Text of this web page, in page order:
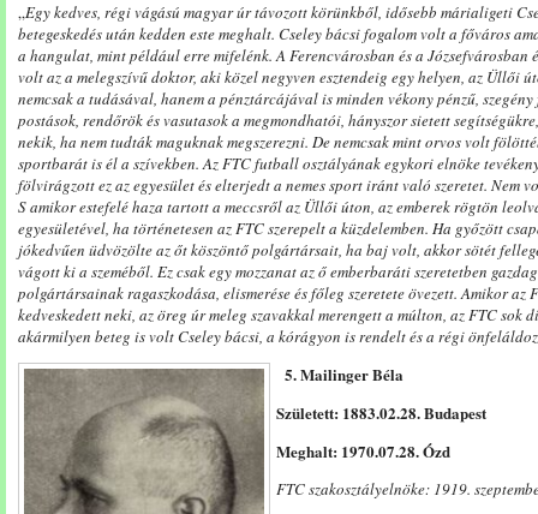
„Egykedves, régivágású magyarúrtávozottkörünkből, idősebb márialigeti
betegeskedésután kedden estemeghalt. Cseleybácsifogalomvolta főváros
a hangulat, mintpéldáulerremifelénk.A Ferencvárosban ésa Józsefvárosban
voltaza melegszívűdoktor, akiközelnegyven esztendeig egyhelyen, az Üllői
nemcsaka tudásával, hanema pénztárcájávalisminden vékonypénzű, szegény
postások, rendőrökésvasutasoka megmondhatói, hányszorsietett
nekik, ha nemtudtákmaguknakmegszerezni. Denemcsakmintorvosvolt
sportbarátiséla szívekben.AzFTCfutball osztályánakegykorielnöke
fölvirágzottezazegyesületéselterjedta nemessportirántvaló szeretet. Nem
Samikorestefeléhaza tartotta meccsrőlaz Üllőiúton, azemberekrögtön
egyesületével, ha történetesen azFTCszerepelta küzdelemben. Ha győzött
jókedvűen üdvözölteazőtköszöntőpolgártársait, ha bajvolt, akkorsötét
vágottkia szeméből. Ezcsakegymozzanatazőemberbarátiszeretetben
polgártársainakragaszkodása, elismerése ésfőleg szereteteövezett.Amikoraz
kedveskedettneki, azöreg úrmeleg szavakkalmerengetta múlton, azFTCsok
akármilyen beteg isvoltCseleybácsi, a kórágyon isrendeltésa régi
5. Mailinger Béla
Született: 1883.02.28. Budapest
Meghalt: 1970.07.28. Ózd
FTC szakosztályelnöke: 1919.